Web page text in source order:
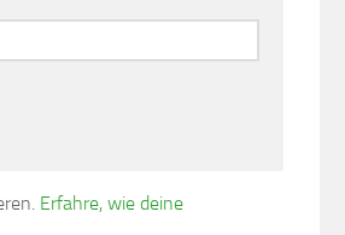
Erfahre, wie deine